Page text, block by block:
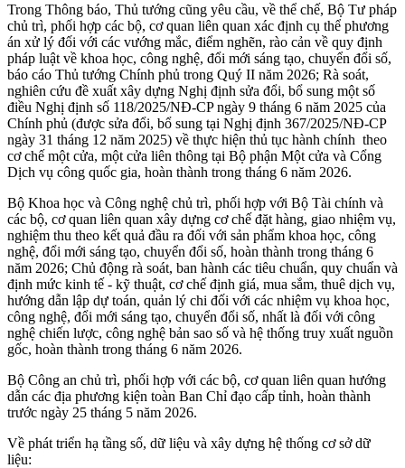
Trong Thông báo, Thủ tướng cũng yêu cầu, về thể chế, Bộ Tư pháp
chủ trì, phối hợp các bộ, cơ quan liên quan xác định cụ thể phương
án xử lý đối với các vướng mắc, điểm nghẽn, rào cản về quy định
pháp luật về khoa học, công nghệ, đổi mới sáng tạo, chuyển đổi số,
báo cáo Thủ tướng Chính phủ trong Quý II năm 2026; Rà soát,
nghiên cứu đề xuất xây dựng Nghị định sửa đổi, bổ sung một số
điều Nghị định số 118/2025/NĐ-CP ngày 9 tháng 6 năm 2025 của
Chính phủ (được sửa đổi, bổ sung tại Nghị định 367/2025/NĐ-CP
ngày 31 tháng 12 năm 2025) về thực hiện thủ tục hành chính theo
cơ chế một cửa, một cửa liên thông tại Bộ phận Một cửa và Cổng
Dịch vụ công quốc gia, hoàn thành trong tháng 6 năm 2026.
Bộ Khoa học và Công nghệ chủ trì, phối hợp với Bộ Tài chính và
các bộ, cơ quan liên quan xây dựng cơ chế đặt hàng, giao nhiệm vụ,
nghiệm thu theo kết quả đầu ra đối với sản phẩm khoa học, công
nghệ, đổi mới sáng tạo, chuyển đổi số, hoàn thành trong tháng 6
năm 2026; Chủ động rà soát, ban hành các tiêu chuẩn, quy chuẩn và
định mức kinh tế - kỹ thuật, cơ chế định giá, mua sắm, thuê dịch vụ,
hướng dẫn lập dự toán, quản lý chi đối với các nhiệm vụ khoa học,
công nghệ, đổi mới sáng tạo, chuyển đổi số, nhất là đối với công
nghệ chiến lược, công nghệ bản sao số và hệ thống truy xuất nguồn
gốc, hoàn thành trong tháng 6 năm 2026.
Bộ Công an chủ trì, phối hợp với các bộ, cơ quan liên quan hướng
dẫn các địa phương kiện toàn Ban Chỉ đạo cấp tỉnh, hoàn thành
trước ngày 25 tháng 5 năm 2026.
Về phát triển hạ tầng số, dữ liệu và xây dựng hệ thống cơ sở dữ
liệu: